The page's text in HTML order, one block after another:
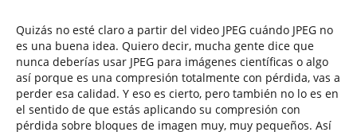
Quizás no esté claro a partir del video JPEG cuándo JPEG no
es una buena idea. Quiero decir, mucha gente dice que
nunca deberías usar JPEG para imágenes científicas o algo
así porque es una compresión totalmente con pérdida, vas a
perder esa calidad. Y eso es cierto, pero también no lo es en
el sentido de que estás aplicando su compresión con
pérdida sobre bloques de imagen muy, muy pequeños. Así